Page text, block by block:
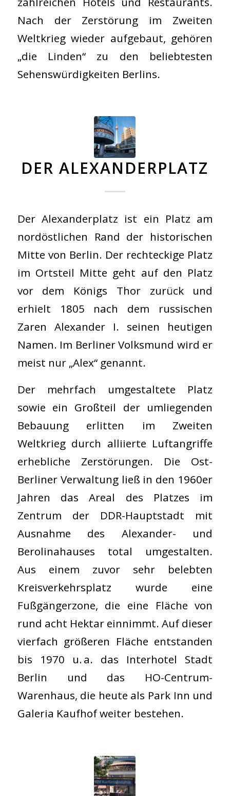
Nach der Zerstörung im Zweiten
Weltkrieg wieder aufgebaut, gehören
„die Linden“ zu den beliebtesten
Sehenswürdigkeiten Berlins.
DER ALEXANDERPLATZ
Der Alexanderplatz ist ein Platz am
nordöstlichen Rand der historischen
Mitte von Berlin. Der rechteckige Platz
im Ortsteil Mitte geht auf den Platz
vor dem Königs Thor zurück und
erhielt 1805 nach dem russischen
Zaren Alexander I. seinen heutigen
Namen. Im Berliner Volksmund wird er
meist nur „Alex“ genannt.
Der mehrfach umgestaltete Platz
sowie ein Großteil der umliegenden
Bebauung erlitten im Zweiten
Weltkrieg durch alliierte Luftangriffe
erhebliche Zerstörungen. Die Ost-
Berliner Verwaltung ließ in den 1960er
Jahren das Areal des Platzes im
Zentrum der DDR-Hauptstadt mit
Ausnahme des Alexander- und
Berolinahauses total umgestalten.
Aus einem zuvor sehr belebten
Kreisverkehrsplatz wurde eine
Fußgängerzone, die eine Fläche von
rund acht Hektar einnimmt. Auf dieser
vierfach größeren Fläche entstanden
bis 1970 u. a. das Interhotel Stadt
Berlin und das HO-Centrum-
Warenhaus, die heute als Park Inn und
Galeria Kaufhof weiter bestehen.